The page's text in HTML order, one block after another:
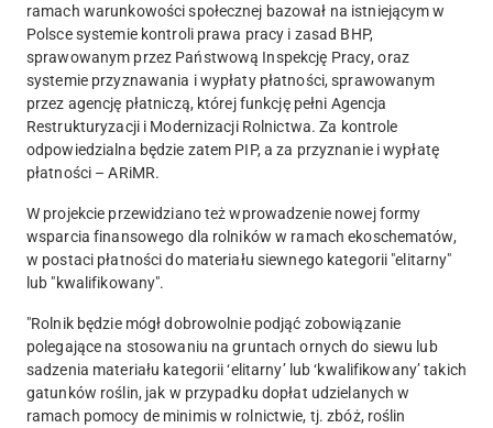
ramach warunkowości społecznej bazował na istniejącym w
Polsce systemie kontroli prawa pracy i zasad BHP,
sprawowanym przez Państwową Inspekcję Pracy, oraz
systemie przyznawania i wypłaty płatności, sprawowanym
przez agencję płatniczą, której funkcję pełni Agencja
Restrukturyzacji i Modernizacji Rolnictwa. Za kontrole
odpowiedzialna będzie zatem PIP, a za przyznanie i wypłatę
płatności – ARiMR.
W projekcie przewidziano też wprowadzenie nowej formy
wsparcia finansowego dla rolników w ramach ekoschematów,
w postaci płatności do materiału siewnego kategorii "elitarny"
lub "kwalifikowany".
"Rolnik będzie mógł dobrowolnie podjąć zobowiązanie
polegające na stosowaniu na gruntach ornych do siewu lub
sadzenia materiału kategorii ‘elitarny’ lub ‘kwalifikowany’ takich
gatunków roślin, jak w przypadku dopłat udzielanych w
ramach pomocy de minimis w rolnictwie, tj. zbóż, roślin